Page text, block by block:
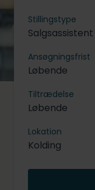
Stillingstype
Salgsassistent
Ansøgningsfrist
Løbende
Tiltrædelse
Løbende
Lokation
Kolding